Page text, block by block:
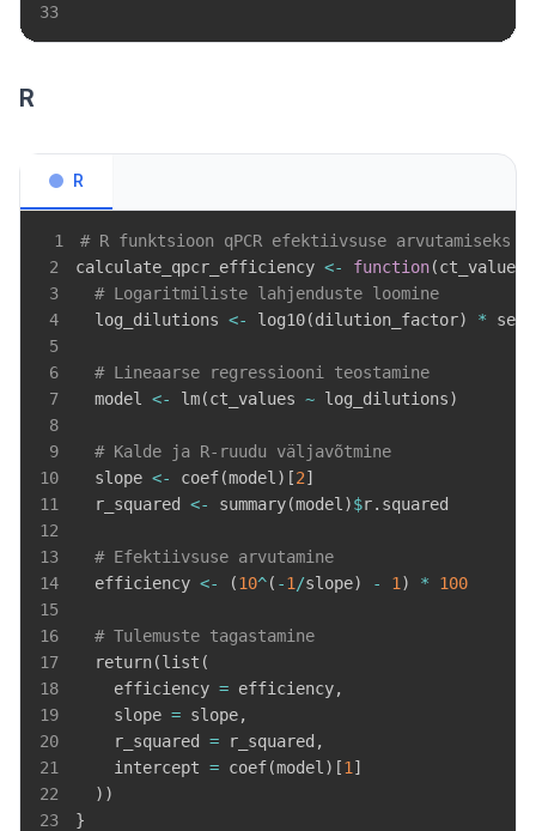
33
R
R
1
# R funktsioon qPCR efektiivsuse
2
calculate_qpcr_efficiency <- function(ct_values
3
# Logaritmiliste lahjenduste loomine
4
  log_dilutions
<- log10(dilution_factor) * seq
5
6
# Lineaarse regressiooni teostamine
7
  model
<- lm(ct_values ~ log_dilutions)
8
9
# Kalde ja R-ruudu väljavõtmine
10
  slope
<- coef(model ) [2]
11
  r_squared
<- summary(model )$
12
13
# Efektiivsuse arvutamine
14
  efficiency
<- (10^( -1 /slope) - 1 ) *
100
15
16
# Tulemuste tagastamine
17
  return
(list (
18
    efficiency
= efficiency,
19
    slope
= slope,
20
    r_squared
= r_squared ,
21
    intercept
= coef(model ) [1 ]
22
) )
23
}